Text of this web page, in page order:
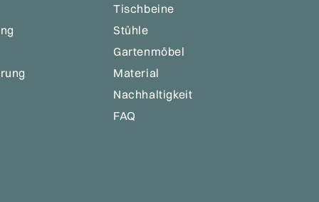
Tischbeine
Stühle
Gartenmöbel
Material
Nachhaltigkeit
FAQ